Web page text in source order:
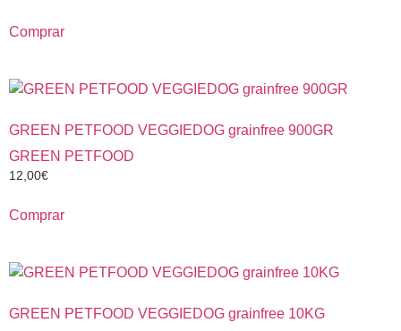
Comprar
GREEN PETFOOD VEGGIEDOG grainfree 900GR
GREEN PETFOOD
12,00€
Comprar
GREEN PETFOOD VEGGIEDOG grainfree 10KG